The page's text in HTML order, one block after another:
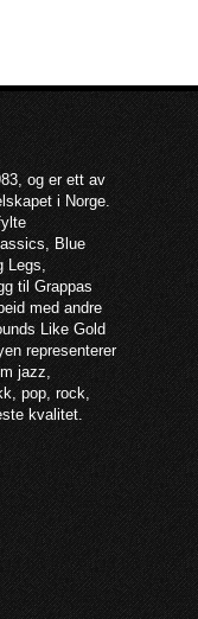
og er ett av
i Norge.
Blue
Legs,
til Grappas
med andre
Like Gold
representerer
jazz,
pop, rock,
kvalitet.